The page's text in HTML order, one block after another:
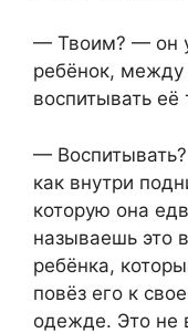
— Твоим? — он
ребёнок,
воспитывать
—
как внутри
которую она
называешь это
ребёнка,
повёз его к
одежде. Это не